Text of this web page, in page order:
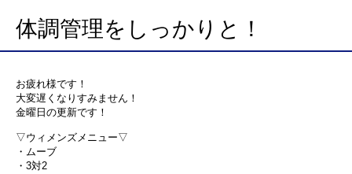
体調管理をしっかりと！
お疲れ様です！
大変遅くなりすみません！
金曜日の更新です！
▽ウィメンズメニュー▽
・ムーブ
・3対2